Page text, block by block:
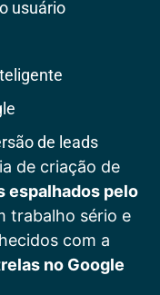
usuário
de leads
de criação de
pelo
trabalho sério e
com a
no Google